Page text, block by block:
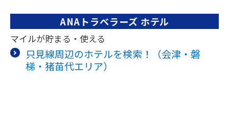
ANAトラベラーズ ホテル
マイルが貯まる・使える
只見線周辺のホテルを検索！（会津・磐
梯・猪苗代エリア）